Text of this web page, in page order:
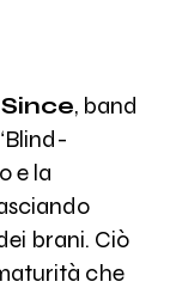
, band
e la
brani. Ciò
che